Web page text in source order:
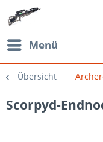
Menü
Übersicht
Scorpyd-